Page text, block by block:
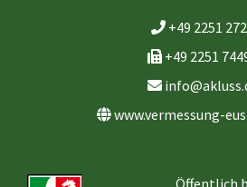
+49 2251
+49 2251
www.vermessung-
Öffentlich